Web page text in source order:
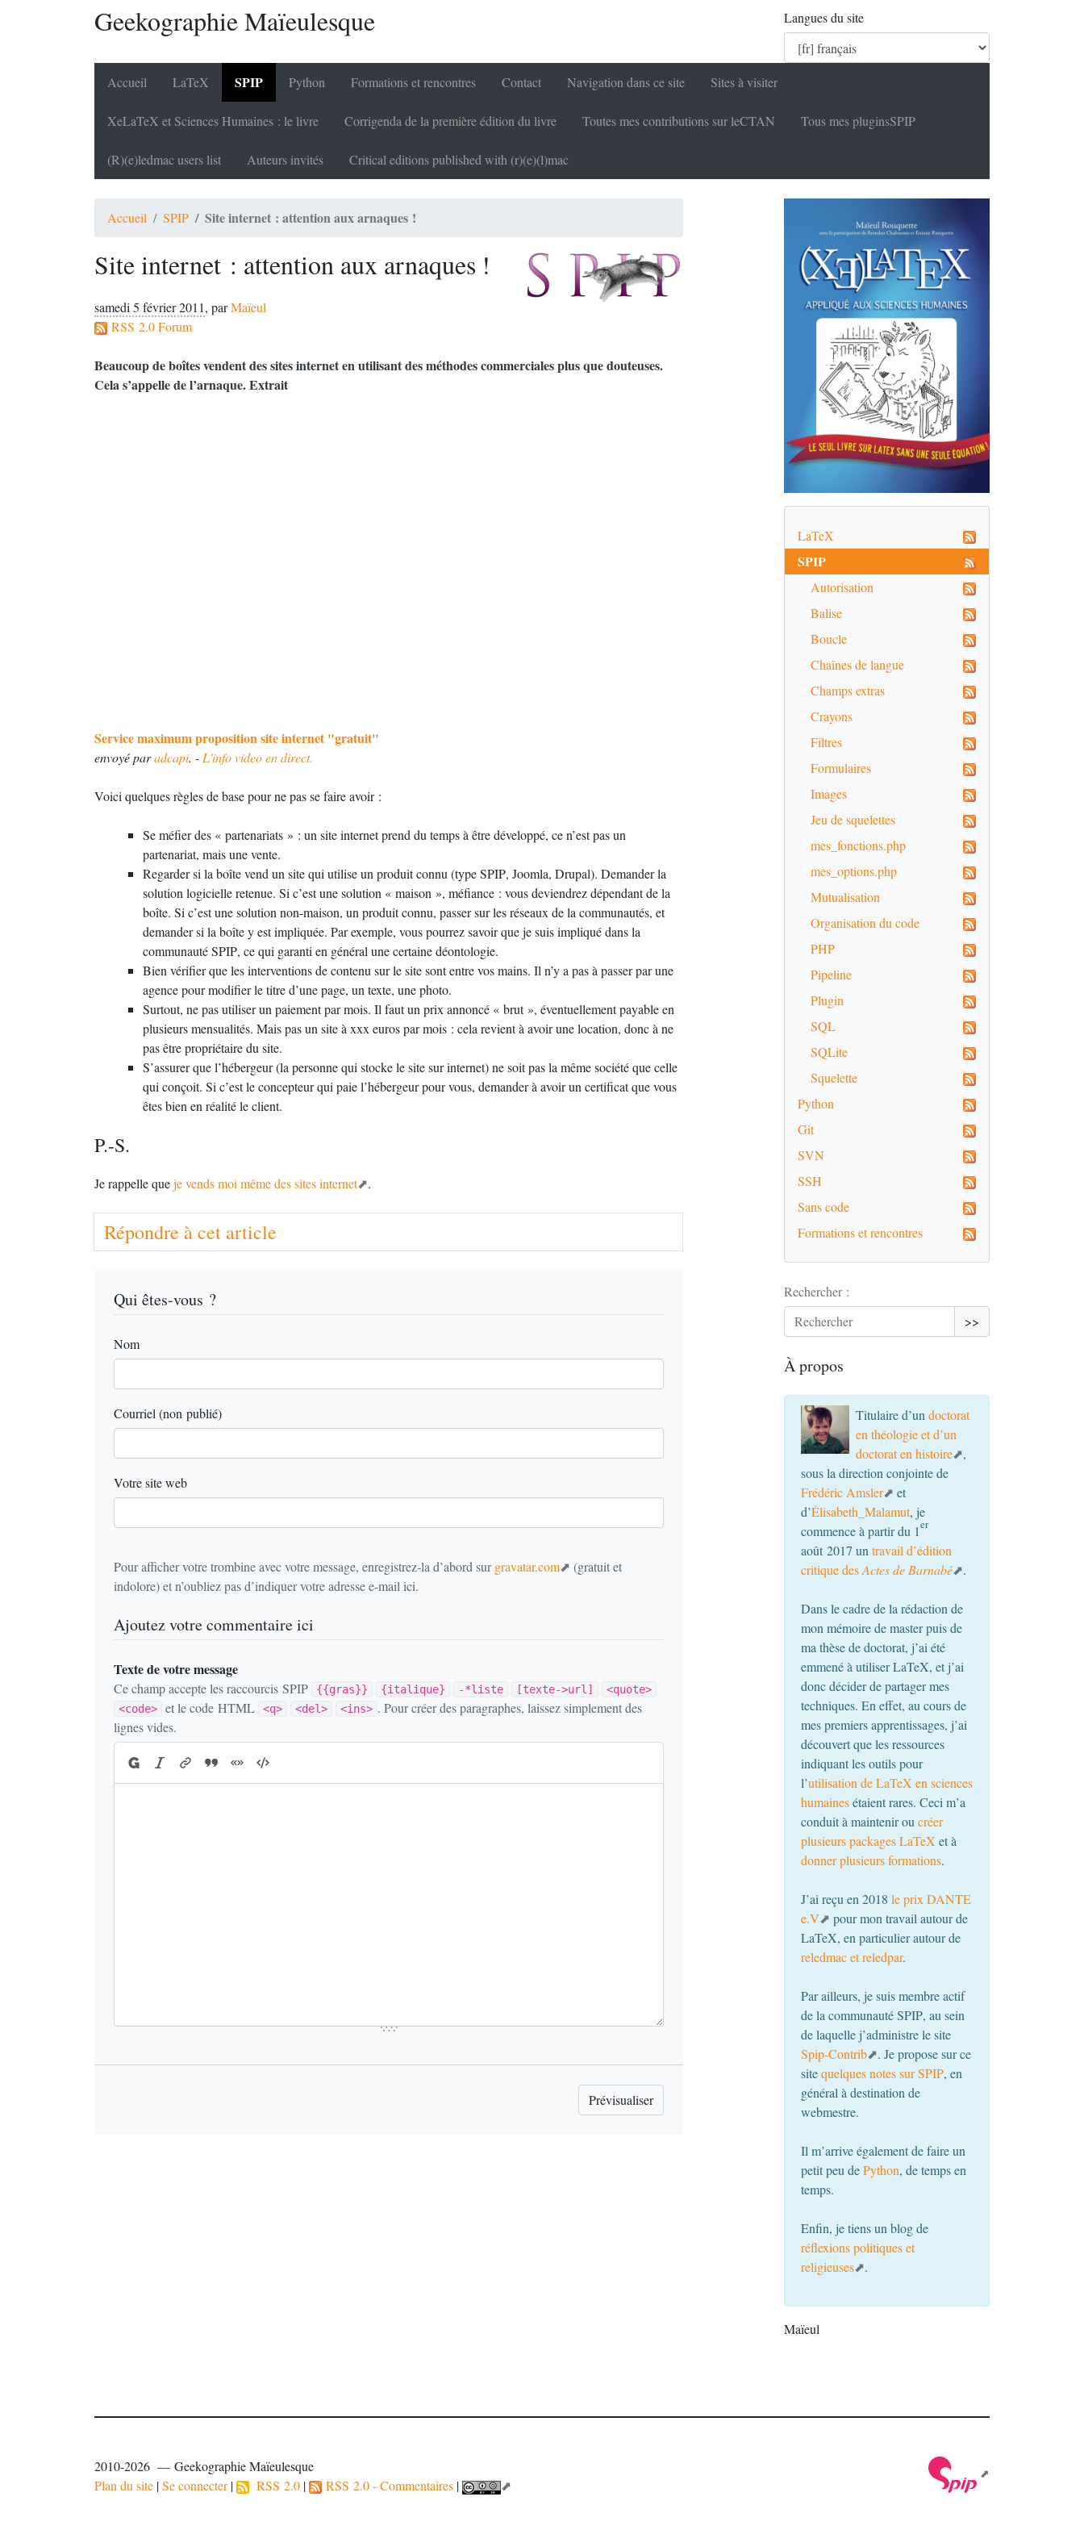
Geekographie Maïeulesque Langues du site
Accueil LaTeX SPIP Python Formations et rencontres Contact Navigation dans ce site Sites à visiter
XeLaTeX et Sciences Humaines : le livre Corrigenda de la première édition du livre Toutes mes contributions sur leCTAN Tous mes pluginsSPIP
(R)(e)ledmac users list Auteurs invités Critical editions published with (r)(e)(l)mac
Accueil SPIP Site internet : attention aux arnaques !
Site internet : attention aux arnaques !
samedi 5 février 2011, parMaïeul
RSS 2.0 Forum
Beaucoup de boîtes vendent des sites internet en utilisant des méthodes commerciales plus que douteuses.
Cela s’appelle de l’arnaque. Extrait
Service maximum proposition site internet "gratuit"
envoyé paradcapi. - L'info video en direct.
Voici quelques règles de base pour ne pas se faire avoir :
Se méfier des « partenariats » : un site internet prend du temps à être développé, ce n’est pas un
partenariat, mais une vente.
Regarder si la boîte vend un site qui utilise un produit connu (typeSPIP, Joomla, Drupal). Demander la
solution logicielle retenue. Si c’est une solution « maison », méfiance : vous deviendrez dépendant de la
boîte. Si c’est une solution non-maison, un produit connu, passer sur les réseaux de la communautés, et
demander si la boîte y est impliquée. Par exemple, vous pourrez savoir que je suis impliqué dans la
communautéSPIP, ce qui garanti en général une certaine déontologie.
Bien vérifier que les interventions de contenu sur le site sont entre vos mains. Il n’y a pas à passer par une
agence pour modifier le titre d’une page, un texte, une photo.
Surtout, ne pas utiliser un paiement par mois. Il faut un prix annoncé « brut », éventuellement payable en
plusieurs mensualités. Mais pas un site à xxx euros par mois : cela revient à avoir une location, donc à ne
pas être propriétaire du site.
S’assurer que l’hébergeur (la personne qui stocke le site sur internet) ne soit pas la même société que celle
qui conçoit. Si c’est le concepteur qui paie l’hébergeur pour vous, demander à avoir un certificat que vous
êtes bien en réalité le client.
P.-S.
Je rappelle queje vends moi même des sites internet .
Répondre à cet article
Qui êtes-vous ?
Nom
Courriel (non publié)
Votre site web
Pour afficher votre trombine avec votre message, enregistrez-la d’abord surgravatar.com
(gratuit et
indolore) et n’oubliez pas d’indiquer votre adresse e-mail ici.
Ajoutez votre commentaire ici
Texte de votre message
Ce champ accepte les raccourcis SPIP {{gras}} {italique} -*liste [texte->url]
<quote>
<code>
et le code HTML <q> <del> <ins> . Pour créer des paragraphes, laissez simplement des
lignes vides.
LaTeX
SPIP
Autorisation
Balise
Boucle
Chaînes de langue
Champs extras
Crayons
Filtres
Formulaires
Images
Jeu de squelettes
mes_fonctions.php
mes_options.php
Mutualisation
Organisation du code
PHP
Pipeline
Plugin
SQL
SQLite
Squelette
Python
Git
SVN
SSH
Sans code
Formations et rencontres
Rechercher :
>>
À propos
Titulaire d’un doctorat
en théologie et d’un
doctorat en histoire
,
sous la direction conjointe de
Frédéric Amsler
et
d’Élisabeth_Malamut, je
commence à partir du 1er
août 2017 un travail d’édition
critique desActes de Barnabé .
Dans le cadre de la rédaction de
mon mémoire de master puis de
ma thèse de doctorat, j’ai été
emmené à utiliser LaTeX, et j’ai
donc décider de partager mes
techniques. En effet, au cours de
mes premiers apprentissages, j’ai
découvert que les ressources
indiquant les outils pour
l’utilisation de LaTeX en sciences
humainesétaient rares. Ceci m’a
conduit à maintenir ou créer
plusieurs packages LaTeX et à
donner plusieurs formations.
J’ai reçu en 2018 le prix DANTE
e.V
pour mon travail autour de
LaTeX, en particulier autour de
reledmac et reledpar.
Par ailleurs, je suis membre actif
de la communautéSPIP, au sein
de laquelle j’administre le site
Spip-Contrib
. Je propose sur ce
sitequelques notes surSPIP, en
général à destination de
webmestre.
Il m’arrive également de faire un
petit peu dePython, de temps en
temps.
Enfin, je tiens un blog de
réflexions politiques et
religieuses
.
Maïeul
2010-2026 — Geekographie Maïeulesque
Plan du site |Se connecter| RSS 2.0 | RSS 2.0 - Commentaires |